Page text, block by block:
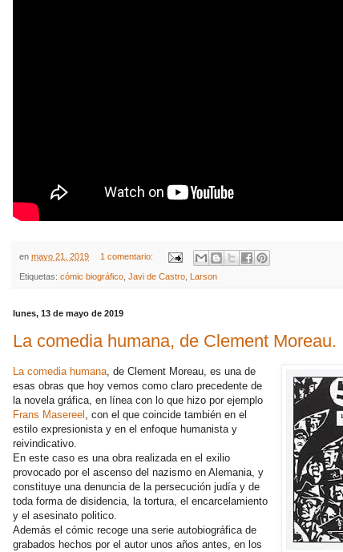
en mayo 21, 2019 1 comentario:
Etiquetas: cómic biográfico Javi de Castro Larson
lunes, 13 de mayo de 2019
La comedia humana, de Clement Moreau.
La comedia humana, de Clement Moreau, es una de
esas obras que hoy vemos como claro precedente de
la novela gráfica, en línea con lo que hizo por ejemplo
Frans Masereel , con el que coincide también en el
estilo expresionista y en el enfoque humanista y
reivindicativo.
En este caso es una obra realizada en el exilio
provocado por el ascenso del nazismo en Alemania, y
constituye una denuncia de la persecución judía y de
toda forma de disidencia, la tortura, el encarcelamiento
y el asesinato politico.
Además el cómic recoge una serie autobiográfica de
grabados hechos por el autor unos años antes, en los